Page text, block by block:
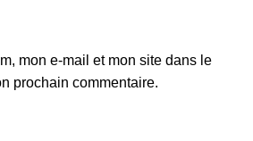
mon e-mail et mon site dans le
prochain commentaire.